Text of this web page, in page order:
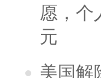
愿，个
元
美国解